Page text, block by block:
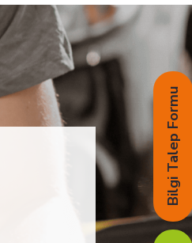
Bilgi Talep Formu